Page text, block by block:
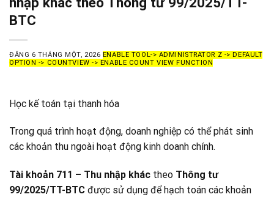
BTC
ĐĂNG 6 THÁNG MỘT, 2026 ENABLE TOOL-> ADMINISTRATOR Z -> DEFAULT
OPTION -> COUNTVIEW -> ENABLE COUNT VIEW FUNCTION
Học kế toán tại thanh hóa
Trong quá trình hoạt động, doanh nghiệp có thể phát sinh
các khoản thu ngoài hoạt động kinh doanh chính.
Tài khoản 711 – Thu nhập khác theo Thông tư
99/2025/TT-BTC được sử dụng để hạch toán các khoản